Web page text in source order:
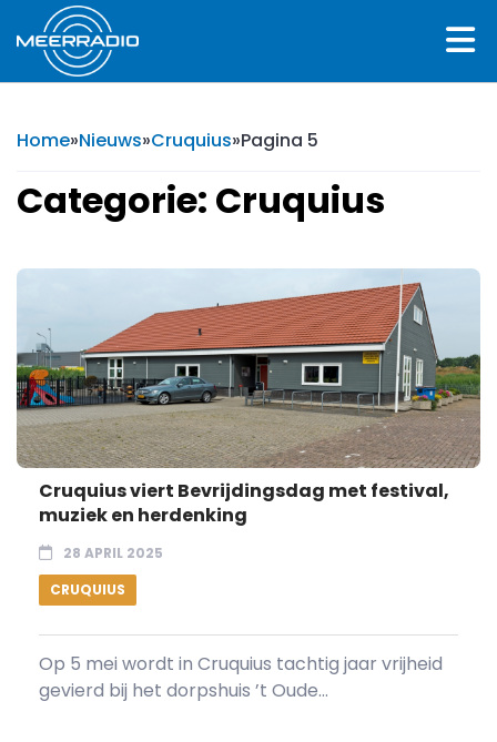
Home»Nieuws»Cruquius»Pagina 5
Categorie: Cruquius
Cruquius viert Bevrijdingsdag met festival,
muziek en herdenking
28 APRIL 2025
CRUQUIUS
Op 5 mei wordt in Cruquius tachtig jaar vrijheid
gevierd bij het dorpshuis ’t Oude...